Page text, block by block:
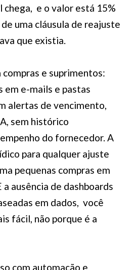
chega, e o valor está 15%
uma cláusula de reajuste
que existia.
compras e suprimentos:
em e-mails e pastas
alertas de vencimento,
sem histórico
do fornecedor. A
para qualquer ajuste
pequenas compras em
a ausência de dashboards
em dados, você
fácil, não porque é a
com automação e